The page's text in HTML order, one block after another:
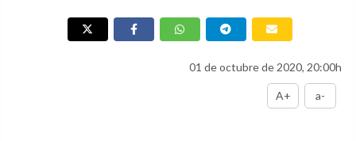
01 de octubre de 2020, 20:00h
A+ a-